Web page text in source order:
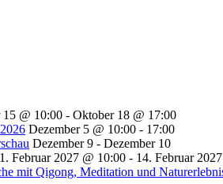
@ 10:00 - Oktober 18 @ 17:00
Dezember 5 @ 10:00 - 17:00
Dezember 9 - Dezember 10
Februar 2027 @ 10:00 - 14. Februar
mit Qigong, Meditation und